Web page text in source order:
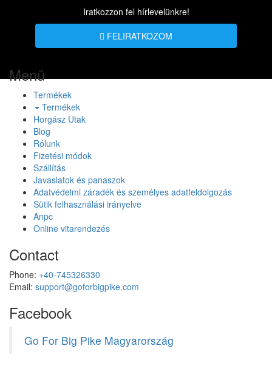
Iratkozzon fel hírlevelünkre!
FELIRATKOZOM
Menü
Termékek
Termékek
Horgász Utak
Blog
Rólunk
Fizetési módok
Szállítás
Javaslatok és panaszok
Adatvédelmi záradék és személyes adatfeldolgozás
Sütik felhasználási irányelve
Anpc
Online vitarendezés
Contact
Phone: +40-745326330
Email: support@goforbigpike.com
Facebook
Go For Big Pike Magyarország